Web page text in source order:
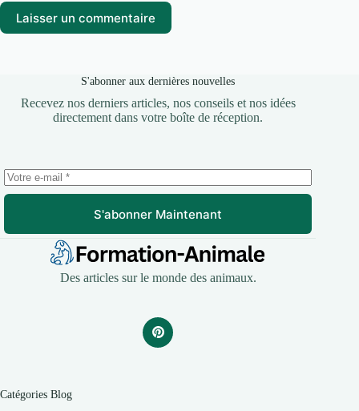
Laisser un commentaire
S'abonner aux dernières nouvelles
Recevez nos derniers articles, nos conseils et nos idées
directement dans votre boîte de réception.
S'abonner Maintenant
Des articles sur le monde des animaux.
Catégories Blog